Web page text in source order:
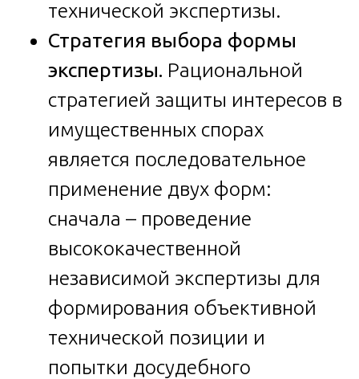
технической экспертизы.
Стратегия выбора формы
экспертизы. Рациональной
стратегией защиты интересов в
имущественных спорах
является последовательное
применение двух форм:
сначала – проведение
высококачественной
независимой экспертизы для
формирования объективной
технической позиции и
попытки досудебного